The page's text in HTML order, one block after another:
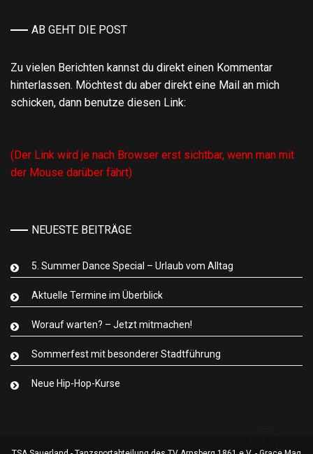
AB GEHT DIE POST
Zu vielen Berichten kannst du direkt einen Kommentar
hinterlassen. Möchtest du aber direkt eine Mail an mich
schicken, dann benutze diesen Link:
(Der Link wird je nach Browser erst sichtbar, wenn man mit
der Mouse darüber fährt)
NEUESTE BEITRÄGE
5. Summer Dance Special – Urlaub vom Alltag
Aktuelle Termine im Überblick
Worauf warten? – Jetzt mitmachen!
Sommerfest mit besonderer Stadtführung
Neue Hip-Hop-Kurse